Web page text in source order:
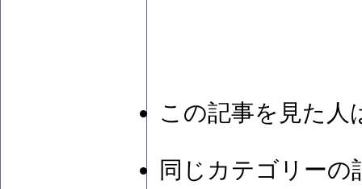
この記事を見た人
同じカテゴリーの